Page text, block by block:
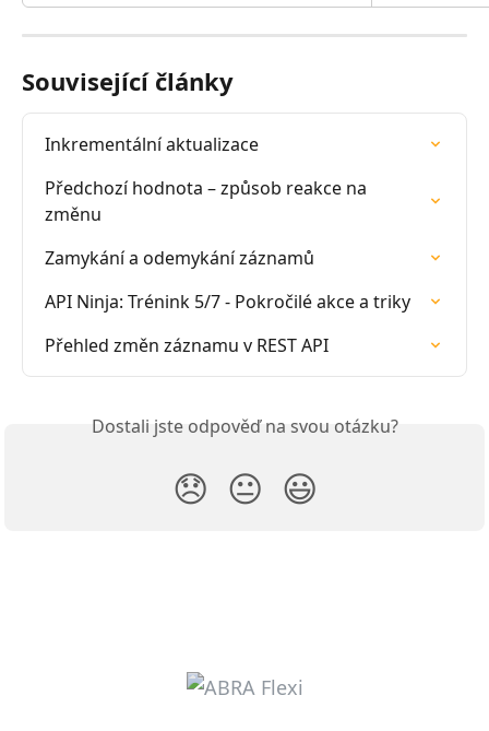
Související články
Inkrementální aktualizace
Předchozí hodnota – způsob reakce na
změnu
Zamykání a odemykání záznamů
API Ninja: Trénink 5/7 - Pokročilé akce a triky
Přehled změn záznamu v REST API
Dostali jste odpověď na svou otázku?
😞 😐 😃